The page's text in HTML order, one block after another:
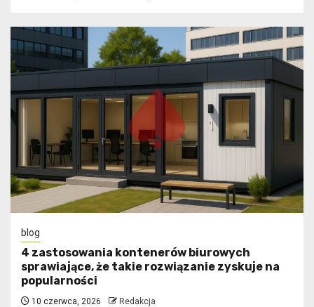
blog
4 zastosowania kontenerów biurowych
sprawiające, że takie rozwiązanie zyskuje na
popularności
10 czerwca, 2026 Redakcja